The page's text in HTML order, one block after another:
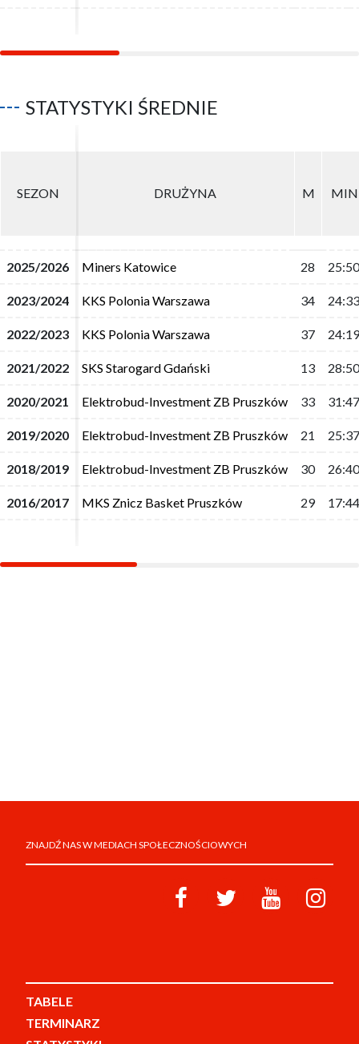
STATYSTYKI ŚREDNIE
SEZON DRUŻYNA M MIN
2025/2026 Miners Katowice 28 25:50
2023/2024 KKS Polonia Warszawa 34 24:33
2022/2023 KKS Polonia Warszawa 37 24:19
2021/2022 SKS Starogard Gdański 13 28:50
2020/2021 Elektrobud-Investment ZB Pruszków 33 31:47
2019/2020 Elektrobud-Investment ZB Pruszków 21 25:37
2018/2019 Elektrobud-Investment ZB Pruszków 30 26:40
2016/2017 MKS Znicz Basket Pruszków 29 17:44
SEZON DRUŻYNA M MIN
2025/2026 Miners Katowice 28 25:50
2023/2024 KKS Polonia Warszawa 34 24:33
2022/2023 KKS Polonia Warszawa 37 24:19
2021/2022 SKS Starogard Gdański 13 28:50
2020/2021 Elektrobud-Investment ZB Pruszków 33 31:47
2019/2020 Elektrobud-Investment ZB Pruszków 21 25:37
2018/2019 Elektrobud-Investment ZB Pruszków 30 26:40
2016/2017 MKS Znicz Basket Pruszków 29 17:44
ZNAJDŹ NAS W MEDIACH SPOŁECZNOŚCIOWYCH
TABELE
TERMINARZ